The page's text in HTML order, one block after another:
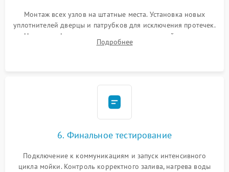
Монтаж всех узлов на штатные места. Установка новых
уплотнителей дверцы и патрубков для исключения протечек.
Надежная фиксация хомутов гидравлической системы,
сборка корпуса и установка датчика поплавка.
Подробнее
6. Финальное тестирование
Подключение к коммуникациям и запуск интенсивного
цикла мойки. Контроль корректного залива, нагрева воды